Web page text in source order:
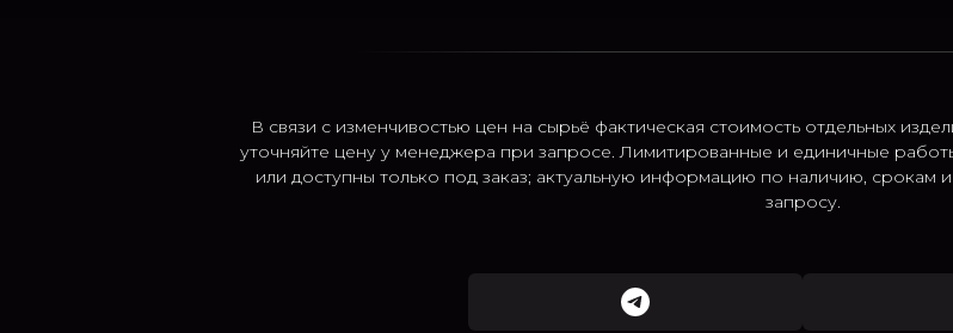
В связи с изменчивостью цен на сырьё фактическая стоимость отдельных
уточняйте цену у менеджера при запросе. Лимитированные и единичные
или доступны только под заказ; актуальную информацию по наличию, срокам
запросу.